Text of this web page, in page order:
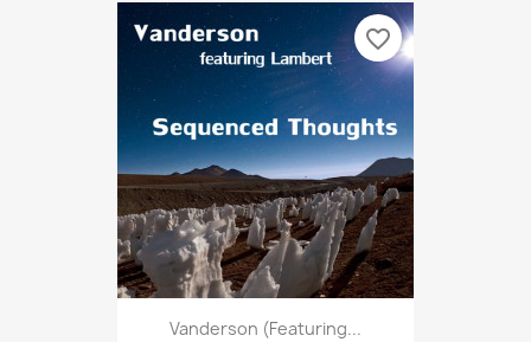
Vanderson (featuring...
favorite_border